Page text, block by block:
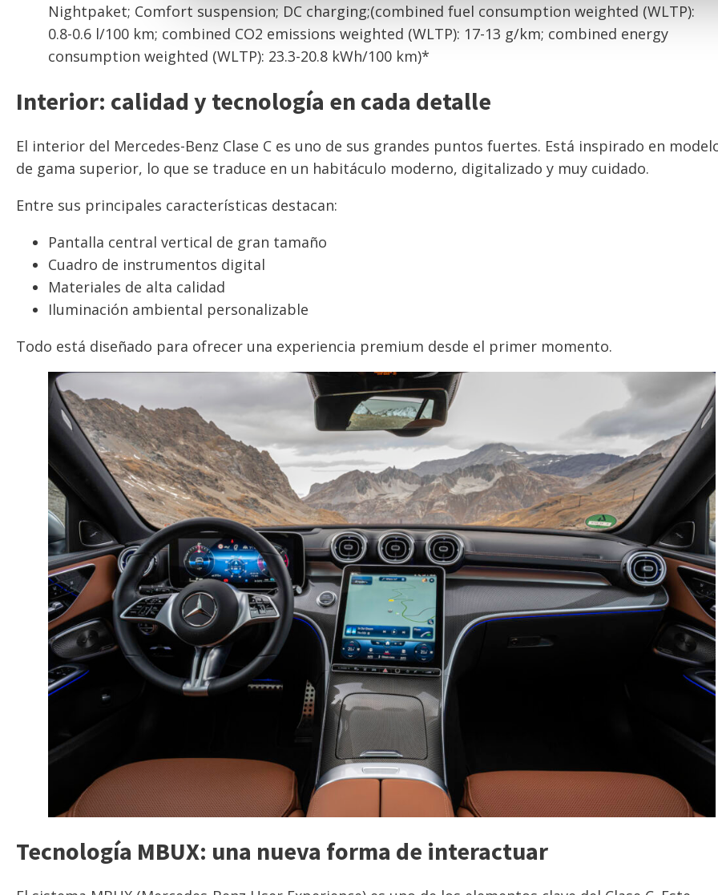
Nightpaket; Comfort suspension; DC charging;(combined fuel consumption weighted (WLTP):
0.8-0.6 l/100 km; combined CO2 emissions weighted (WLTP): 17-13 g/km; combined energy
consumption weighted (WLTP): 23.3-20.8 kWh/100 km)*
Interior: calidad y tecnología en cada detalle
El interior del Mercedes-Benz Clase C es uno de sus grandes puntos fuertes. Está inspirado en
de gama superior, lo que se traduce en un habitáculo moderno, digitalizado y muy cuidado.
Entre sus principales características destacan:
Pantalla central vertical de gran tamaño
Cuadro de instrumentos digital
Materiales de alta calidad
Iluminación ambiental personalizable
Todo está diseñado para ofrecer una experiencia premium desde el primer momento.
Tecnología MBUX: una nueva forma de interactuar